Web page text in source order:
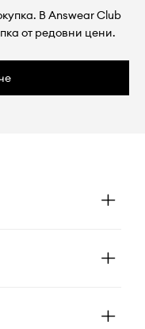
В Answear Club
от редовни цени.